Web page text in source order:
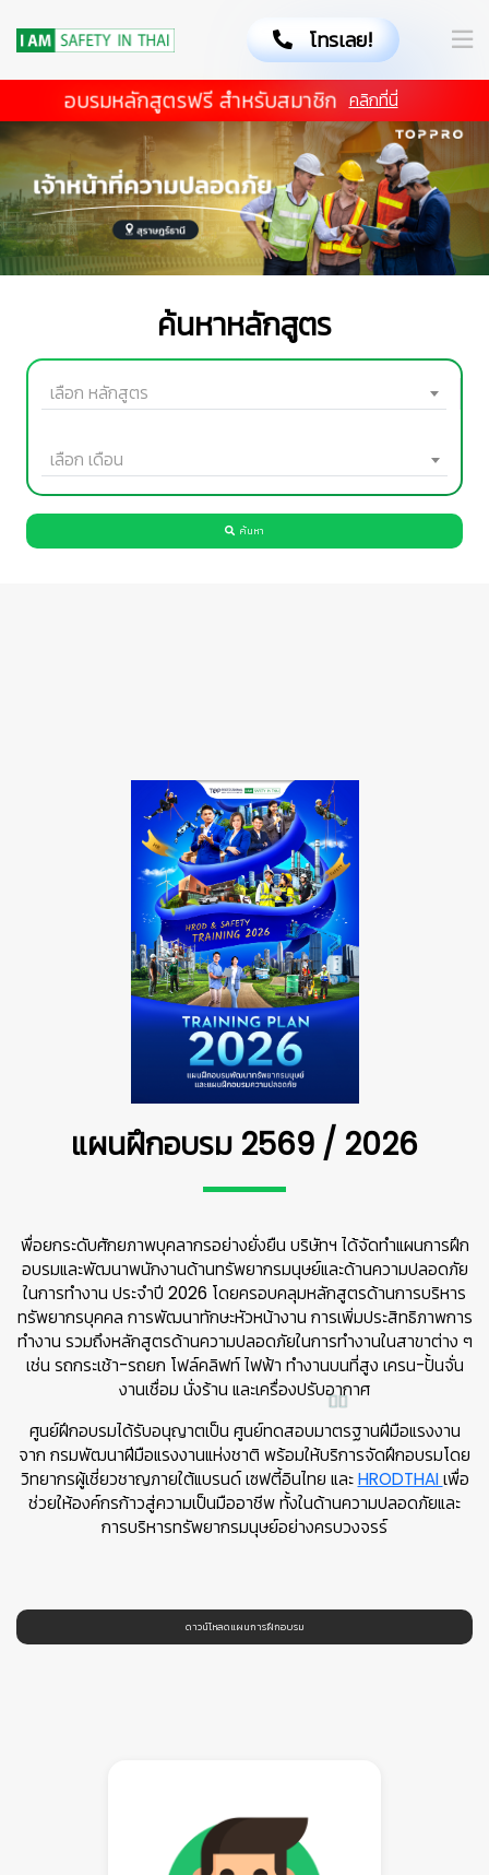
โทรเลย!
อบรมหลักสูตรฟรี สำหรับสมาชิก คลิกที่นี่
ค้นหาหลักสูตร
เลือก หลักสูตร
เลือก เดือน
ค้นหา
แผนฝึกอบรม 2569 / 2026
พื่อยกระดับศักยภาพบุคลากรอย่างยั่งยืน บริษัทฯ ได้จัดทำแผนการฝึก
อบรมและพัฒนาพนักงานด้านทรัพยากรมนุษย์และด้านความปลอดภัย
ในการทำงาน ประจำปี 2026 โดยครอบคลุมหลักสูตรด้านการบริหาร
ทรัพยากรบุคคล การพัฒนาทักษะหัวหน้างาน การเพิ่มประสิทธิภาพการ
ทำงาน รวมถึงหลักสูตรด้านความปลอดภัยในการทำงานในสาขาต่าง ๆ
เช่น รถกระเช้า-รถยก โฟล์คลิฟท์ ไฟฟ้า ทำงานบนที่สูง เครน-ปั้นจั่น
งานเชื่อม นั่งร้าน และเครื่องปรับอากาศ
ศูนย์ฝึกอบรมได้รับอนุญาตเป็น ศูนย์ทดสอบมาตรฐานฝีมือแรงงาน
จาก กรมพัฒนาฝีมือแรงงานแห่งชาติ พร้อมให้บริการจัดฝึกอบรมโดย
วิทยากรผู้เชี่ยวชาญภายใต้แบรนด์ เซฟตี้อินไทย และHRODTHAIเพื่อ
ช่วยให้องค์กรก้าวสู่ความเป็นมืออาชีพ ทั้งในด้านความปลอดภัยและ
การบริหารทรัพยากรมนุษย์อย่างครบวงจรร์
ดาวน์โหลดแผนการฝึกอบรม